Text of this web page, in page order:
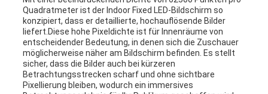
Quadratmeter ist der Indoor Fixed LED-Bildschirm so
konzipiert, dass er detaillierte, hochauflösende Bilder
liefert.Diese hohe Pixeldichte ist für Innenräume von
entscheidender Bedeutung, in denen sich die Zuschauer
möglicherweise näher am Bildschirm befinden. Es stellt
sicher, dass die Bilder auch bei kürzeren
Betrachtungsstrecken scharf und ohne sichtbare
Pixellierung bleiben, wodurch ein immersives